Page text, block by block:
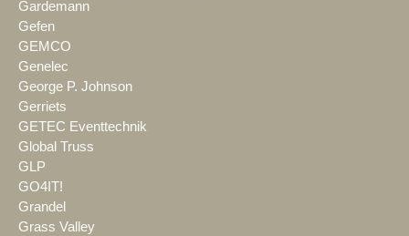
Gardemann
Gefen
GEMCO
Genelec
George P. Johnson
Gerriets
GETEC Eventtechnik
Global Truss
GLP
GO4IT!
Grandel
Grass Valley